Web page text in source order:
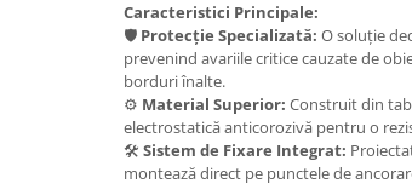
Carlige Kia EV5
Carlige Kia PV5
Carlige Lancia
Carlige Land Rover
Caracteristici Principale:
🛡️ Protecție Specializată: O soluție
prevenind avariile critice cauzate de
borduri înalte.
⚙️ Material Superior: Construit din
electrostatică anticorozivă pentru o
🛠️ Sistem de Fixare Integrat:
montează direct pe punctele de